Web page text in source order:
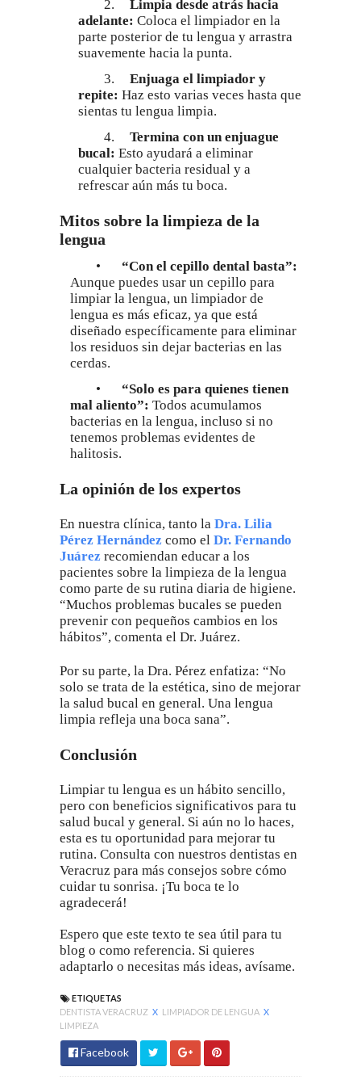
2.
Limpia desde atrás hacia
adelante: Coloca el limpiador en la
parte posterior de tu lengua y arrastra
suavemente hacia la punta.
3.
Enjuaga el limpiador y
repite: Haz esto varias veces hasta que
sientas tu lengua limpia.
4.
Termina con un enjuague
bucal: Esto ayudará a eliminar
cualquier bacteria residual y a
refrescar aún más tu boca.
Mitos sobre la limpieza de la
lengua
•
“Con el cepillo dental basta”:
Aunque puedes usar un cepillo para
limpiar la lengua, un limpiador de
lengua es más eficaz, ya que está
diseñado específicamente para eliminar
los residuos sin dejar bacterias en las
cerdas.
•
“Solo es para quienes tienen
mal aliento”: Todos acumulamos
bacterias en la lengua, incluso si no
tenemos problemas evidentes de
halitosis.
La opinión de los expertos
En nuestra clínica, tanto la Dra. Lilia
Pérez Hernández como el Dr. Fernando
Juárez recomiendan educar a los
pacientes sobre la limpieza de la lengua
como parte de su rutina diaria de higiene.
“Muchos problemas bucales se pueden
prevenir con pequeños cambios en los
hábitos”, comenta el Dr. Juárez.
Por su parte, la Dra. Pérez enfatiza: “No
solo se trata de la estética, sino de mejorar
la salud bucal en general. Una lengua
limpia refleja una boca sana”.
Conclusión
Limpiar tu lengua es un hábito sencillo,
pero con beneficios significativos para tu
salud bucal y general. Si aún no lo haces,
esta es tu oportunidad para mejorar tu
rutina. Consulta con nuestros dentistas en
Veracruz para más consejos sobre cómo
cuidar tu sonrisa. ¡Tu boca te lo
agradecerá!
Espero que este texto te sea útil para tu
blog o como referencia. Si quieres
adaptarlo o necesitas más ideas, avísame.
ETIQUETAS
DENTISTA VERACRUZ X LIMPIADOR DE LENGUA X
LIMPIEZA
Facebook